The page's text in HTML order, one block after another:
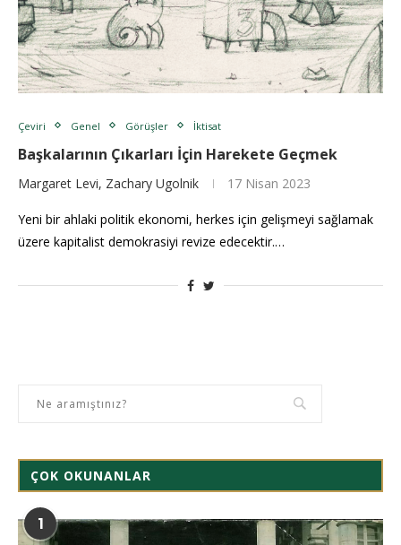
Çeviri Genel Görüşler İktisat
Başkalarının Çıkarları İçin Harekete Geçmek
Margaret Levi, Zachary Ugolnik 17 Nisan 2023
Yeni bir ahlaki politik ekonomi, herkes için gelişmeyi sağlamak
üzere kapitalist demokrasiyi revize edecektir.…
ÇOK OKUNANLAR
1